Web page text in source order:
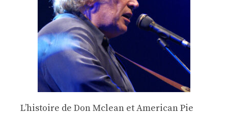
Lʼhistoire de Don Mclean et American Pie